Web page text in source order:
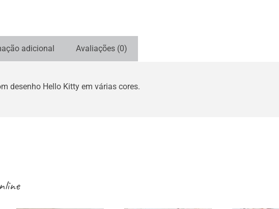
adicional Avaliações (0)
desenho Hello Kitty em várias cores.